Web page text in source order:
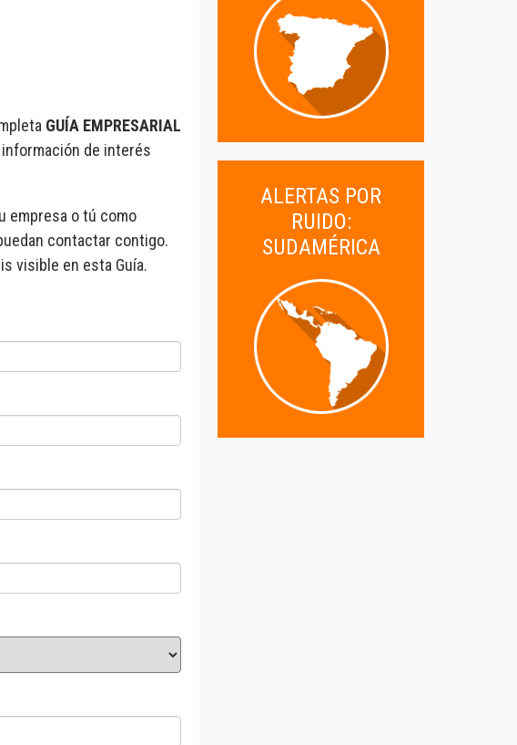
GUÍA EMPRESARIAL
de interés
empresa o tú como
contactar contigo.
visible en esta Guía.
ALERTAS POR
RUIDO:
SUDAMÉRICA